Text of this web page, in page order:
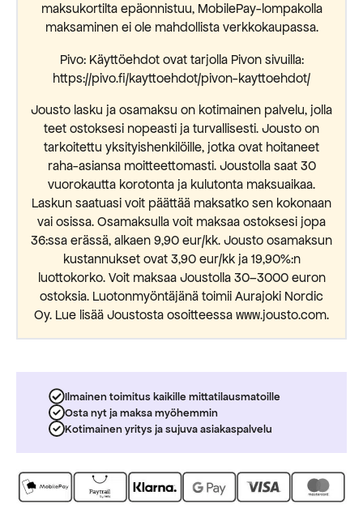
maksukortilta epäonnistuu, MobilePay-lompakolla
maksaminen ei ole mahdollista verkkokaupassa.
Pivo: Käyttöehdot ovat tarjolla Pivon sivuilla:
https://pivo.fi/kayttoehdot/pivon-kayttoehdot/
Jousto lasku ja osamaksu on kotimainen palvelu, jolla
teet ostoksesi nopeasti ja turvallisesti. Jousto on
tarkoitettu yksityishenkilöille, jotka ovat hoitaneet
raha-asiansa moitteettomasti. Joustolla saat 30
vuorokautta korotonta ja kulutonta maksuaikaa.
Laskun saatuasi voit päättää maksatko sen kokonaan
vai osissa. Osamaksulla voit maksaa ostoksesi jopa
36:ssa erässä, alkaen 9,90 eur/kk. Jousto osamaksun
kustannukset ovat 3,90 eur/kk ja 19,90%:n
luottokorko. Voit maksaa Joustolla 30–3000 euron
ostoksia. Luotonmyöntäjänä toimii Aurajoki Nordic
Oy. Lue lisää Joustosta osoitteessa www.jousto.com.
Ilmainen toimitus kaikille mittatilausmatoille
Osta nyt ja maksa myöhemmin
Kotimainen yritys ja sujuva asiakaspalvelu